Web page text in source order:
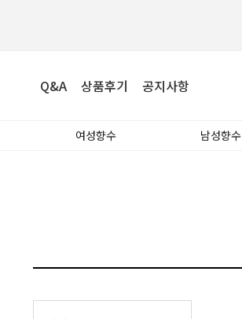
Q&A 상품후기 공지사항
여성향수 남성향수